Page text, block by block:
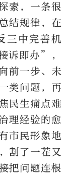
索，一条很
结规律，在
三中完善机
诉即办”，
前一步、未
类问题，再
民生痛点难
理经验的愈
市民形象地
割了一茬又
把问题连根